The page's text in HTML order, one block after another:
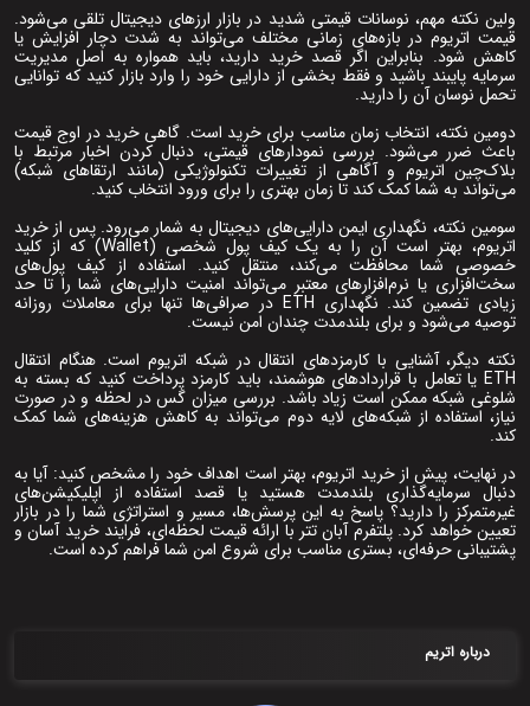
ولین نکته مهم، نوسانات قیمتی شدید در بازار ارزهای دیجیتال تلقی می‌شود.
قیمت اتریوم در بازه‌های زمانی مختلف می‌تواند به ‌شدت دچار افزایش یا
کاهش شود. بنابراین اگر قصد خرید دارید، باید همواره به اصل مدیریت
سرمایه پایبند باشید و فقط بخشی از دارایی خود را وارد بازار کنید که توانایی
تحمل نوسان آن را دارید.
دومین نکته، انتخاب زمان مناسب برای خرید است. گاهی خرید در اوج قیمت
باعث ضرر می‌شود. بررسی نمودارهای قیمتی، دنبال ‌کردن اخبار مرتبط با
بلاک‌چین اتریوم و آگاهی از تغییرات تکنولوژیکی (مانند ارتقاهای شبکه)
می‌تواند به شما کمک کند تا زمان بهتری را برای ورود انتخاب کنید.
سومین نکته، نگهداری ایمن دارایی‌های دیجیتال به شمار می‌رود. پس از خرید
اتریوم، بهتر است آن را به یک کیف پول شخصی (Wallet) که از کلید
خصوصی شما محافظت می‌کند، منتقل کنید. استفاده از کیف پول‌های
سخت‌افزاری یا نرم‌افزارهای معتبر می‌تواند امنیت دارایی‌های شما را تا حد
زیادی تضمین کند. نگهداری ETH در صرافی‌ها تنها برای معاملات روزانه
توصیه می‌شود و برای بلندمدت چندان امن نیست.
نکته دیگر، آشنایی با کارمزدهای انتقال در شبکه اتریوم است. هنگام انتقال
ETH یا تعامل با قراردادهای هوشمند، باید کارمزد پرداخت کنید که بسته به
شلوغی شبکه ممکن است زیاد باشد. بررسی میزان گس در لحظه و در صورت
نیاز، استفاده از شبکه‌های لایه دوم می‌تواند به کاهش هزینه‌های شما کمک
کند.
در نهایت، پیش از خرید اتریوم، بهتر است اهداف خود را مشخص کنید: آیا به
‌دنبال سرمایه‌گذاری بلندمدت هستید یا قصد استفاده از اپلیکیشن‌های
غیرمتمرکز را دارید؟ پاسخ به این پرسش‌ها، مسیر و استراتژی شما را در بازار
تعیین خواهد کرد. پلتفرم آبان تتر با ارائه قیمت لحظه‌ای، فرایند خرید آسان و
پشتیبانی حرفه‌ای، بستری مناسب برای شروع امن شما فراهم کرده است.
درباره اتریم